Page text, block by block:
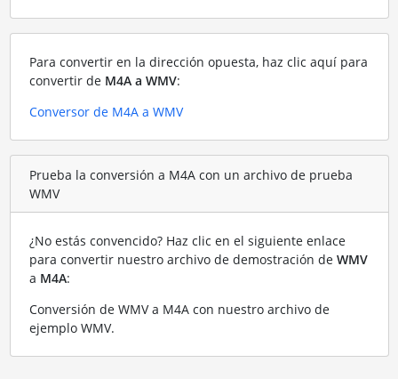
Para convertir en la dirección opuesta, haz clic aquí para
convertir de M4A a WMV:
Conversor de M4A a WMV
Prueba la conversión a M4A con un archivo de prueba
WMV
¿No estás convencido? Haz clic en el siguiente enlace
para convertir nuestro archivo de demostración de WMV
a M4A:
Conversión de WMV a M4A con nuestro archivo de
ejemplo WMV.